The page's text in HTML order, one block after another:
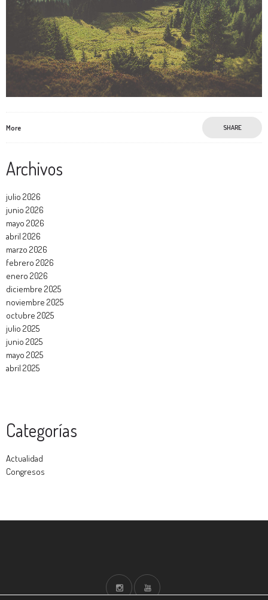
More SHARE
Archivos
julio 2026
junio 2026
mayo 2026
abril 2026
marzo 2026
febrero 2026
enero 2026
diciembre 2025
noviembre 2025
octubre 2025
julio 2025
junio 2025
mayo 2025
abril 2025
Categorías
Actualidad
Congresos